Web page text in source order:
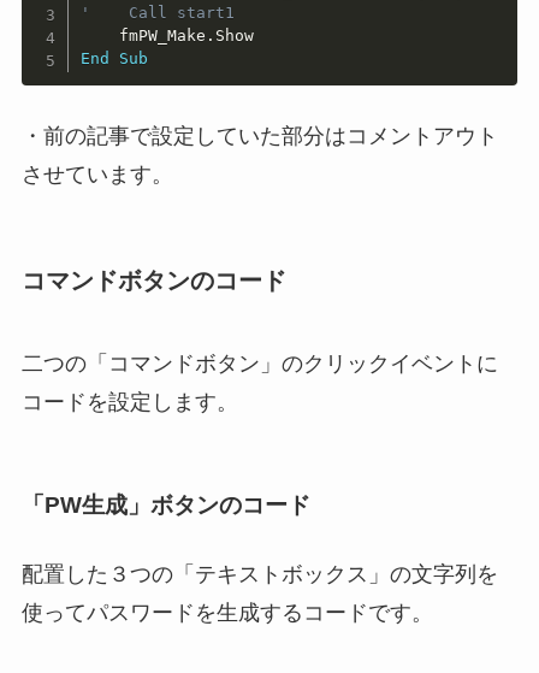
'    Call start1
    fmPW_Make
.
End
Sub
・前の記事で設定していた部分はコメントアウト
させています。
コマンドボタンのコード
二つの「コマンドボタン」のクリックイベントに
コードを設定します。
「PW生成」ボタンのコード
配置した３つの「テキストボックス」の文字列を
使ってパスワードを生成するコードです。